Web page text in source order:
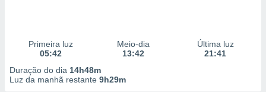
Primeira luz
05:42
Meio-dia
13:42
Última luz
21:41
Duração do dia 14h48m
Luz da manhã restante 9h29m